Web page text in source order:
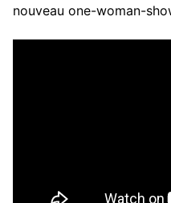
nouveau one-woman-